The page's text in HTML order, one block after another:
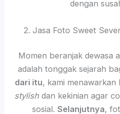
dengan
2. Jasa Foto Sweet
Momen beranjak dewasa
adalah tonggak sejarah
dari itu, kami
stylish dan kekinian agar
sosial. Selanjutnya,